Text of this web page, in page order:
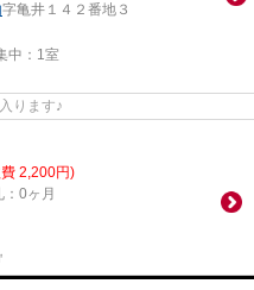
字亀井１４２番地３
中： 1室
ります♪
2,200円)
0ヶ月